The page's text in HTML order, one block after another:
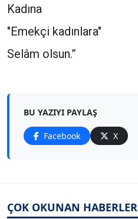
Kadına
"Emekçi kadınlara"
Selâm olsun.”
BU YAZIYI PAYLAŞ
Facebook X
ÇOK OKUNAN HABERLER